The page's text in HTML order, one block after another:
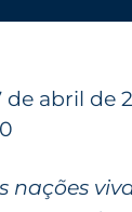
de abril de
nações